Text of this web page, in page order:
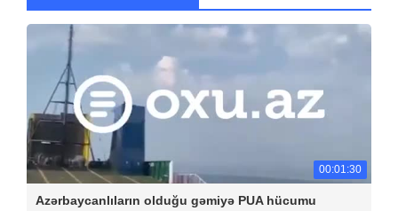
00:01:30
Azərbaycanlıların olduğu gəmiyə PUA hücumu